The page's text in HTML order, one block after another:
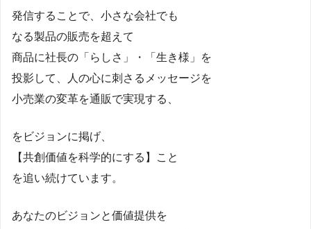
発信することで、小さな会社でも
なる製品の販売を超えて
商品に社長の「らしさ」・「生き様」を
投影して、人の心に刺さるメッセージを
小売業の変革を通販で実現する、
をビジョンに掲げ、
【共創価値を科学的にする】こと
を追い続けています。
あなたのビジョンと価値提供を